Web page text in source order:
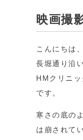
映画撮
こんにちは
長堀通り沿
HMクリニ
です。
寒さの底の
は崩されて